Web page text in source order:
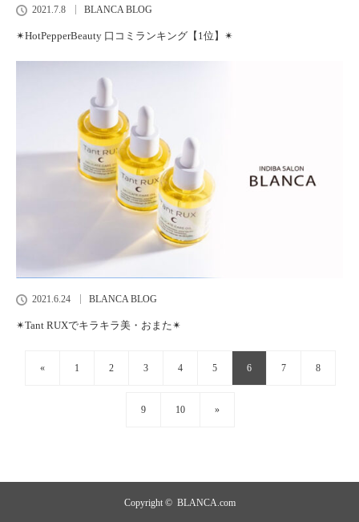
2021.7.8 BLANCA BLOG
✴︎HotPepperBeauty 口コミランキング【1位】✴︎
2021.6.24 BLANCA BLOG
✴︎Tant RUXでキラキラ美・おまた✴︎
« 1 2 3 4 5 6 7 8
9 10 »
Copyright © BLANCA.com